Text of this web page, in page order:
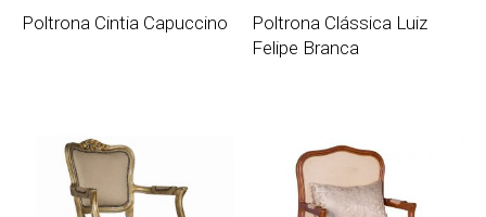
Poltrona Cintia Capuccino
Poltrona Clássica Luiz
Felipe Branca